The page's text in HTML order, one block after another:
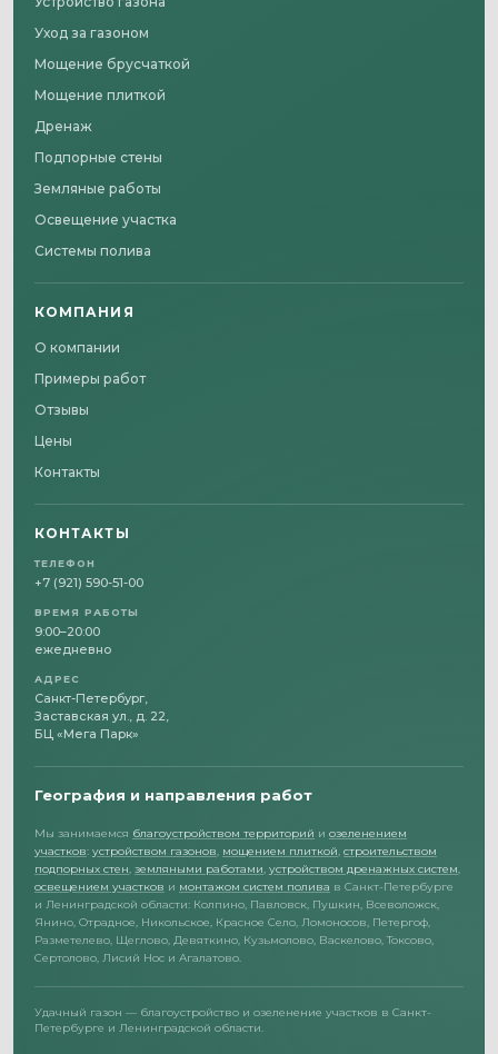
Уход за газоном
Мощение брусчаткой
Мощение плиткой
Дренаж
Подпорные стены
Земляные работы
Освещение участка
Системы полива
КОМПАНИЯ
О компании
Примеры работ
Отзывы
Цены
Контакты
КОНТАКТЫ
ТЕЛЕФОН
+7 (921) 590-51-00
ВРЕМЯ РАБОТЫ
9:00–20:00
ежедневно
АДРЕС
Санкт-Петербург,
Заставская ул., д. 22,
БЦ «Мега Парк»
География и направления работ
Мы занимаемся благоустройством территорий и озеленением
участков: устройством газонов, мощением плиткой, строительством
подпорных стен, земляными работами, устройством дренажных систем,
освещением участков и монтажом систем полива в Санкт-Петербурге
и Ленинградской области: Колпино, Павловск, Пушкин, Всеволожск,
Янино, Отрадное, Никольское, Красное Село, Ломоносов, Петергоф,
Разметелево, Щеглово, Девяткино, Кузьмолово, Васкелово, Токсово,
Сертолово, Лисий Нос и Агалатово.
Удачный газон — благоустройство и озеленение участков в Санкт-
Петербурге и Ленинградской области.